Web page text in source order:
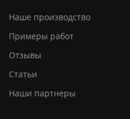
Наше производство
Примеры работ
Отзывы
Статьи
Наши партнеры